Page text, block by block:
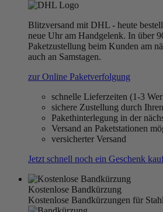
Blitzversand mit DHL - heute
neue Uhr am Handgelenk. In über
Paketzustellung beim Kunden am
auch an Samstagen.
zur Online Paketverfolgung
schnelle Lieferzeiten (1-3
sichere Zustellung durch
Pakethinterlegung in der
Versand an Paketstationen
versicherter Versand
Jetzt schnell noch ein Geschenk
Kostenlose Bandkürzung
Kostenlose Bandkürzungen für